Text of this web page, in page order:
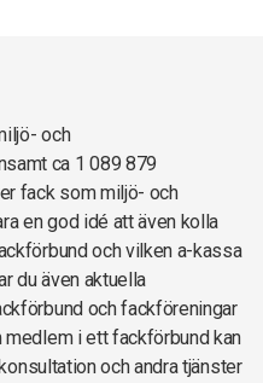
och
ca 1 089 879
fack som miljö- och
en god idé att även kolla
och vilken a-kassa
du även aktuella
och fackföreningar
i ett fackförbund kan
och andra tjänster